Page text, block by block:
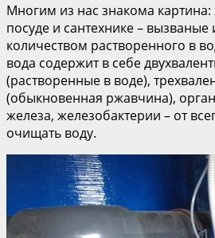
Многим из нас знакома
посуде и сантехнике –
количеством растворенного в
вода содержит в себе
(растворенные в воде),
(обыкновенная ржавчина),
железа, железобактерии – от
очищать воду.